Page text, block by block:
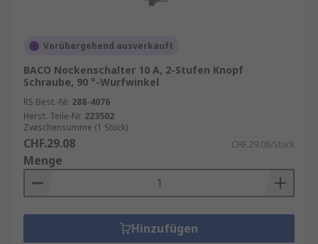
Vorübergehend ausverkauft
BACO Nockenschalter 10 A, 2-Stufen Knopf
Schraube, 90 °-Wurfwinkel
RS Best.-Nr. 288-4076
Herst. Teile-Nr. 223502
Zwischensumme (1 Stück)
CHF.29.08 CHF.29.08/Stück
Menge
Hinzufügen